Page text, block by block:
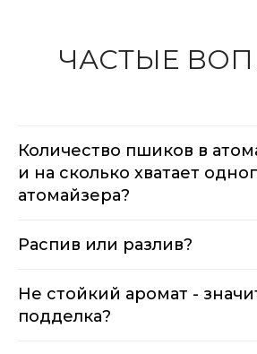
ЧАСТЫЕ
Количество пшиков в
и на сколько хватает
атомайзера?
Распив или разлив?
Не стойкий аромат -
подделка?